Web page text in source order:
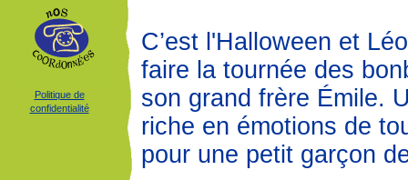
Politique de
confidentialité
C’est l'Halloween et
faire la tournée des
son grand frère Émile.
riche en émotions de
pour une petit garçon